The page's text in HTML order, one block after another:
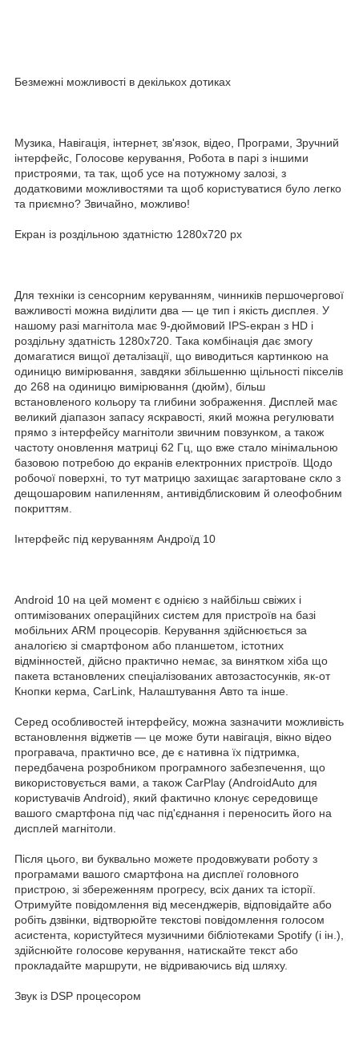
Безмежні можливості в декількох дотиках
Музика, Навігація, інтернет, зв'язок, відео, Програми, Зручний
інтерфейс, Голосове керування, Робота в парі з іншими
пристроями, та так, щоб усе на потужному залозі, з
додатковими можливостями та щоб користуватися було легко
та приємно? Звичайно, можливо!
Екран із роздільною здатністю 1280х720 рх
Для техніки із сенсорним керуванням, чинників першочергової
важливості можна виділити два — це тип і якість дисплея. У
нашому разі магнітола має 9-дюймовий IPS-екран з HD і
роздільну здатність 1280х720. Така комбінація дає змогу
домагатися вищої деталізації, що виводиться картинкою на
одиницю вимірювання, завдяки збільшенню щільності пікселів
до 268 на одиницю вимірювання (дюйм), більш
встановленого кольору та глибини зображення. Дисплей має
великий діапазон запасу яскравості, який можна регулювати
прямо з інтерфейсу магнітоли звичним повзунком, а також
частоту оновлення матриці 62 Гц, що вже стало мінімальною
базовою потребою до екранів електронних пристроїв. Щодо
робочої поверхні, то тут матрицю захищає загартоване скло з
дещошаровим напиленням, антивідблисковим й олеофобним
покриттям.
Інтерфейс під керуванням Андроїд 10
Android 10 на цей момент є однією з найбільш свіжих і
оптимізованих операційних систем для пристроїв на базі
мобільних ARM процесорів. Керування здійснюється за
аналогією зі смартфоном або планшетом, істотних
відмінностей, дійсно практично немає, за винятком хіба що
пакета встановлених спеціалізованих автозастосунків, як-от
Кнопки керма, CarLink, Налаштування Авто та інше.
Серед особливостей інтерфейсу, можна зазначити можливість
встановлення віджетів — це може бути навігація, вікно відео
програвача, практично все, де є нативна їх підтримка,
передбачена розробником програмного забезпечення, що
використовується вами, а також CarPlay (AndroidAuto для
користувачів Android), який фактично клонує середовище
вашого смартфона під час під'єднання і переносить його на
дисплей магнітоли.
Після цього, ви буквально можете продовжувати роботу з
програмами вашого смартфона на дисплеї головного
пристрою, зі збереженням прогресу, всіх даних та історії.
Отримуйте повідомлення від месенджерів, відповідайте або
робіть дзвінки, відтворюйте текстові повідомлення голосом
асистента, користуйтеся музичними бібліотеками Spotify (і ін.),
здійснюйте голосове керування, натискайте текст або
прокладайте маршрути, не відриваючись від шляху.
Звук із DSP процесором